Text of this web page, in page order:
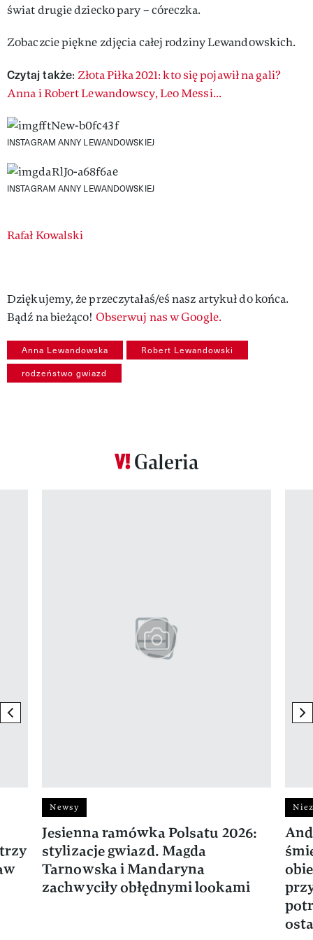
świat drugie dziecko pary – córeczka.
Zobaczcie piękne zdjęcia całej rodziny Lewandowskich.
Czytaj także: Złota Piłka 2021: kto się pojawił na gali?
Anna i Robert Lewandowscy, Leo Messi...
INSTAGRAM ANNY LEWANDOWSKIEJ
INSTAGRAM ANNY LEWANDOWSKIEJ
Authors
Rafał Kowalski
Dziękujemy, że przeczytałaś/eś nasz artykuł do końca.
Bądź na bieżąco! Obserwuj nas w Google.
Anna Lewandowska Robert Lewandowski
rodzeństwo gwiazd
Galeria
previous element
Newsy
Jesienna ramówka Polsatu 2026:
stylizacje gwiazd. Magda
Tarnowska i Mandaryna
zachwyciły obłędnymi lookami